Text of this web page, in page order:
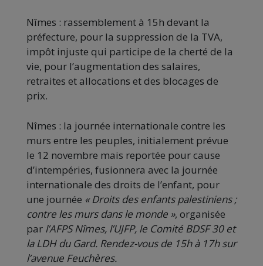
Nîmes : rassemblement à 15h devant la
préfecture, pour la suppression de la TVA,
impôt injuste qui participe de la cherté de la
vie, pour l’augmentation des salaires,
retraites et allocations et des blocages de
prix.
Nîmes : la journée internationale contre les
murs entre les peuples, initialement prévue
le 12 novembre mais reportée pour cause
d’intempéries, fusionnera avec la journée
internationale des droits de l’enfant, pour
une journée « Droits des enfants palestiniens ;
contre les murs dans le monde », organisée
par l’AFPS Nîmes, l’UJFP, le Comité BDSF 30 et
la LDH du Gard. Rendez-vous de 15h à 17h sur
l’avenue Feuchères.